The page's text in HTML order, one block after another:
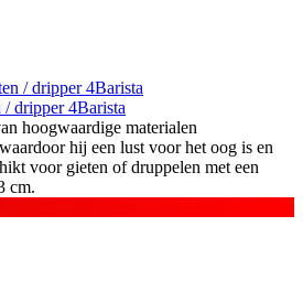
/ dripper 4Barista
hoogwaardige materialen
hij een lust voor het oog is en
voor gieten of druppelen met een
cm.